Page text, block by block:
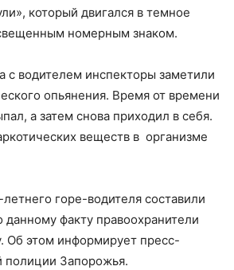
который двигался в темное
номерным знаком.
с водителем инспекторы заметили
опьянения. Время от времени
а затем снова приходил в себя.
веществ в организме
летнего горе-водителя составили
факту правоохранители
Об этом информирует пресс-
полиции Запорожья.